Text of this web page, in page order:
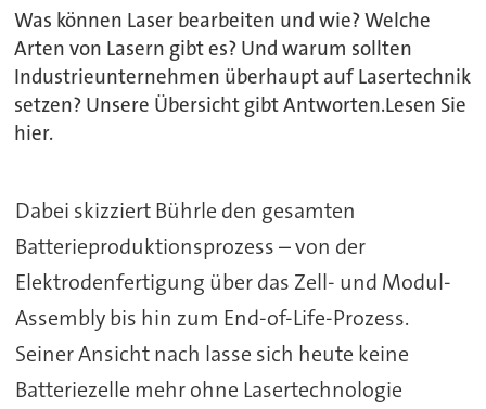
Was können Laser bearbeiten und wie? Welche
Arten von Lasern gibt es? Und warum sollten
Industrieunternehmen überhaupt auf Lasertechnik
setzen? Unsere Übersicht gibt Antworten.Lesen Sie
hier.
Dabei skizziert Bührle den gesamten
Batterieproduktionsprozess – von der
Elektrodenfertigung über das Zell- und Modul-
Assembly bis hin zum End-of-Life-Prozess.
Seiner Ansicht nach lasse sich heute keine
Batteriezelle mehr ohne Lasertechnologie